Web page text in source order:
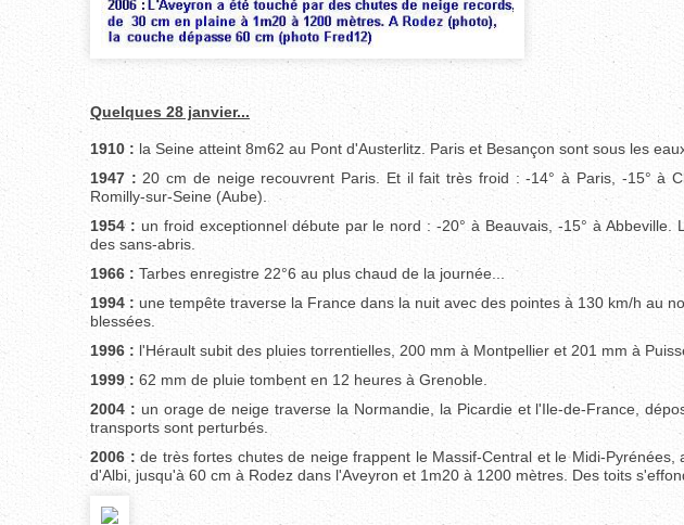
Quelques 28 janvier...
1910 : la Seine atteint 8m62 au Pont d'Austerlitz. Paris et Besançon sont sous les
1947 : 20 cm de neige recouvrent Paris. Et il fait très froid : -14° à Paris, -15° à
Romilly-sur-Seine (Aube).
1954 : un froid exceptionnel débute par le nord : -20° à Beauvais, -15° à
des sans-abris.
1966 : Tarbes enregistre 22°6 au plus chaud de la journée...
1994 : une tempête traverse la France dans la nuit avec des pointes à 130 km/h au
blessées.
1996 : l'Hérault subit des pluies torrentielles, 200 mm à Montpellier et 201 mm à
1999 : 62 mm de pluie tombent en 12 heures à Grenoble.
2004 : un orage de neige traverse la Normandie, la Picardie et l'Ile-de-France,
transports sont perturbés.
2006 : de très fortes chutes de neige frappent le Massif-Central et le Midi-
d'Albi, jusqu'à 60 cm à Rodez dans l'Aveyron et 1m20 à 1200 mètres. Des toits